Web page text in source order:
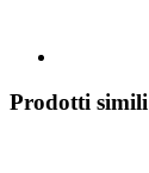
Prodotti simili